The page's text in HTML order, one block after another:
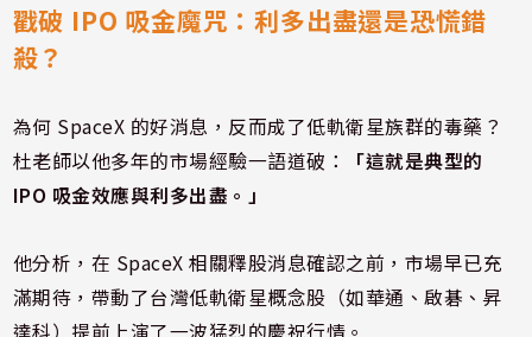
戳破 IPO 吸金魔咒：利多出盡還是恐慌錯
殺？
為何 SpaceX 的好消息，反而成了低軌衛星族群的毒藥？
杜老師以他多年的市場經驗一語道破：
「這就是典型的
IPO 吸金效應與利多出盡。」
他分析，在 SpaceX 相關釋股消息確認之前，市場早已充
滿期待，帶動了台灣低軌衛星概念股（如華通、啟碁、昇
達科）提前上演了一波猛烈的慶祝行情。